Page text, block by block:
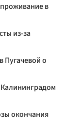
в
из-за
Пугачевой о
Калининградом
окончания